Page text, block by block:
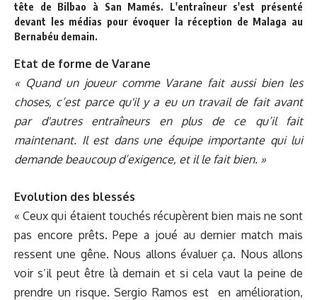
tête de Bilbao à San Mamés. L'entraîneur s'est présenté
devant les médias pour évoquer la réception de Malaga au
Bernabéu demain.
Etat de forme de Varane
« Quand un joueur comme Varane fait aussi bien les
choses, c’est parce qu'il y a eu un travail de fait avant
par d'autres entraîneurs en plus de ce qu’il fait
maintenant. Il est dans une équipe importante qui lui
demande beaucoup d’exigence, et il le fait bien. »
Evolution des blessés
« Ceux qui étaient touchés récupèrent bien mais ne sont
pas encore prêts. Pepe a joué au dernier match mais
ressent une gêne. Nous allons évaluer ça. Nous allons
voir s’il peut être là demain et si cela vaut la peine de
prendre un risque. Sergio Ramos est
en amélioration,